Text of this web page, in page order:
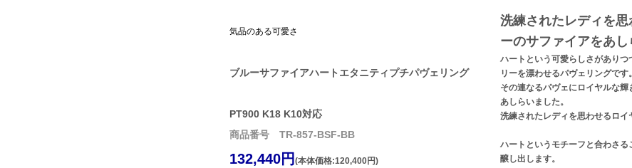
洗練されたレディを
ーのサファイアをあし
ハートという可愛らしさがあり
リーを漂わせるパヴェリングです。
その連なるパヴェにロイヤルな
あしらいました。
洗練されたレディを思わせるロイ
ハートというモチーフと合わさ
醸し出します。
気品のある可愛さ
ブルーサファイアハートエタニティプチパヴェリング
PT900 K18 K10対応
商品番号 TR-857-BSF-BB
132,440円 (本体価格:120,400円)